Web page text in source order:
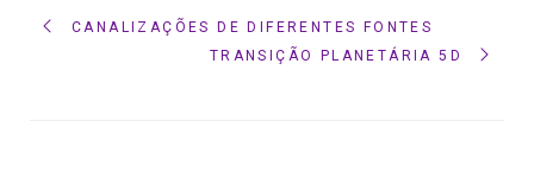
CANALIZAÇÕES DE DIFERENTES FONTES
TRANSIÇÃO PLANETÁRIA 5D